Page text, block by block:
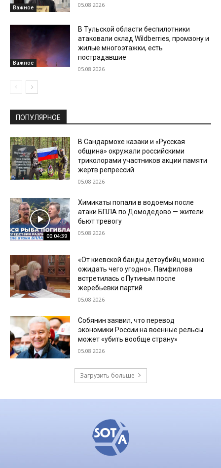
Важное 05.08.2026
Важное
В Тульской области беспилотники
атаковали склад Wildberries, промзону и
жилые многоэтажки, есть
пострадавшие
05.08.2026
ПОПУЛЯРНОЕ
В Сандармохе казаки и «Русская
община» окружали российскими
триколорами участников акции памяти
жертв репрессий
05.08.2026
00:04:39
Химикаты попали в водоемы после
атаки БПЛА по Домодедово — жители
бьют тревогу
05.08.2026
«От киевской банды детоубийц можно
ожидать чего угодно». Памфилова
встретилась с Путиным после
жеребьевки партий
05.08.2026
Собянин заявил, что перевод
экономики России на военные рельсы
может «убить вообще страну»
05.08.2026
Загрузить больше